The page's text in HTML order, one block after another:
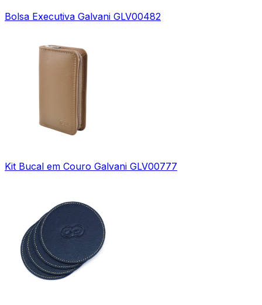
Bolsa Executiva Galvani GLV00482
Kit Bucal em Couro Galvani GLV00777